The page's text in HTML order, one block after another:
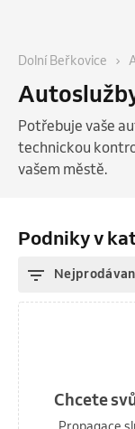
Dolní Beřkovice
Potřebuje vaše
technickou
vašem městě.
Podniky v
Chcete